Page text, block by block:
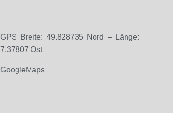
GPS Breite: 49.828735 Nord – Länge:
7.37807 Ost
GoogleMaps